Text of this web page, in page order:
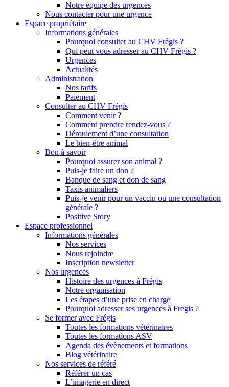
Notre équipe des urgences
Nous contacter pour une urgence
Espace propriétaire
Informations générales
Pourquoi consulter au CHV Frégis ?
Qui peut vous adresser au CHV Frégis ?
Urgences
Actualités
Administration
Nos tarifs
Paiement
Consulter au CHV Frégis
Comment venir ?
Comment prendre rendez-vous ?
Déroulement d’une consultation
Le bien-être animal
Bon à savoir
Pourquoi assurer son animal ?
Puis-je faire un don ?
Banque de sang et don de sang
Taxis animaliers
Puis-je venir pour un vaccin ou une consultation
générale ?
Positive Story
Espace professionnel
Informations générales
Nos services
Nous rejoindre
Inscription newsletter
Nos urgences
Histoire des urgences à Frégis
Notre organisation
Les étapes d’une prise en charge
Pourquoi adresser ses urgences à Fregis ?
Se former avec Frégis
Toutes les formations vétérinaires
Toutes les formations ASV
Agenda des évènements et formations
Blog vétérinaire
Nos services de référé
Référer un cas
L’imagerie en direct